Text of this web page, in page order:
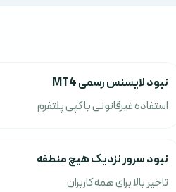
نبود لایسنس رسمی MT4
استفاده غیرقانونی یا کپی پلتفرم
نبود سرور نزدیک هیچ منطقه
تاخیر بالا برای همه کاربران